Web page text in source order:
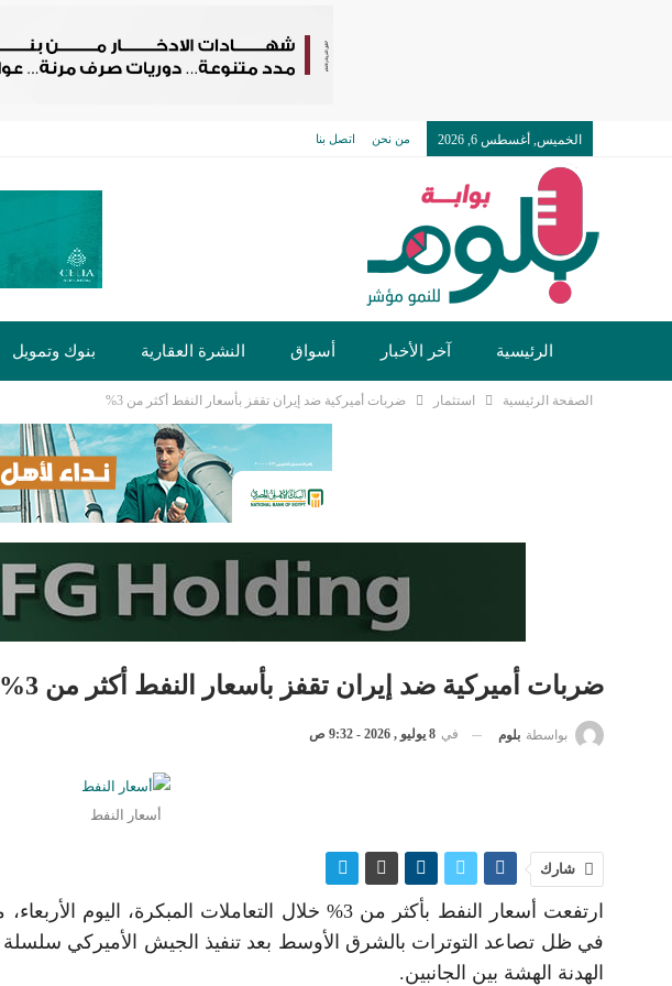
الخميس, أغسطس 6, 2026 من نحن اتصل بنا
الرئيسية آخر الأخبار أسواق النشرة العقارية بنوك وتمويل
تكنولوجيا وسيارات دولي مجتمع خدمات
الصفحة الرئيسية استثمار ضربات أميركية ضد إيران تقفز بأسعار النفط أكثر من 3%
ضربات أميركية ضد إيران تقفز بأسعار النفط أكثر من 3%
بواسطة بلوم في 8 يوليو , 2026 - 9:32 ص
أسعار النفط
شارك
ارتفعت أسعار النفط بأكثر من 3% خلال التعاملات
في ظل تصاعد التوترات بالشرق الأوسط بعد تنفيذ الجيش الأميركي
الهدنة الهشة بين الجانبين.